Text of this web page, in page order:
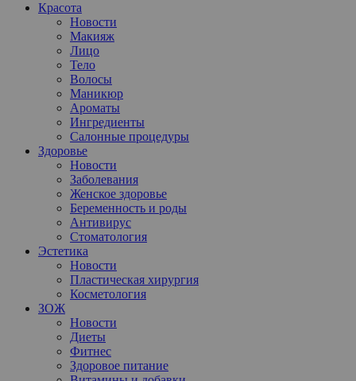
Красота
Новости
Макияж
Лицо
Тело
Волосы
Маникюр
Ароматы
Ингредиенты
Салонные процедуры
Здоровье
Новости
Заболевания
Женское здоровье
Беременность и роды
Антивирус
Стоматология
Эстетика
Новости
Пластическая хирургия
Косметология
ЗОЖ
Новости
Диеты
Фитнес
Здоровое питание